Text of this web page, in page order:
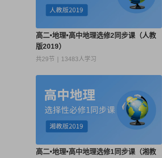
高二•地理•高中地理选修2同步课（人教
版2019）
共29节 13483人学习
高二•地理•高中地理选修1同步课（湘教